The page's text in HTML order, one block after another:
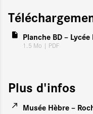
Planche BD –
1.5 Mo | PDF
Plus d'infos
Musée Hèbre –